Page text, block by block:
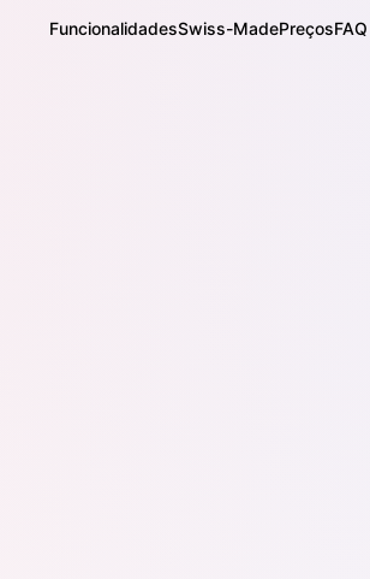
FuncionalidadesSwiss-MadePreçosFAQ